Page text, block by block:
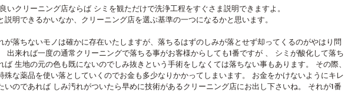
いクリーニング店ならば シミを観ただけで洗浄工程をすぐさま説明できますよ。
説明できるかいなか、クリーニング店を選ぶ基準の一つになるかと思います。
が落ちないモノは確かに存在いたしますが、落ちるはずのしみが落とせず却ってくるのがやはり問
出来れば一度の通常クリーニングで落ちる事がお客様からしても1番ですが 、 シミが酸化して落ち
ば 生地の元の色も既にないのでしみ抜きという手術をしなくては落ちない事もあります。 その際、
殊な薬品を使い落としていくのでお金も多少なりかかってしまいます。 お金をかけないようにキレ
いのであれば しみ汚れがついたら早めに技術があるクリーニング店にお出し下さいね。 それが1番